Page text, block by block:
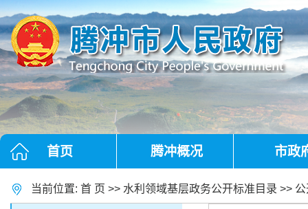
首页 腾冲概况 市政
当前位置: 首 页 >> 水利领域基层政务公开标准目录 >>